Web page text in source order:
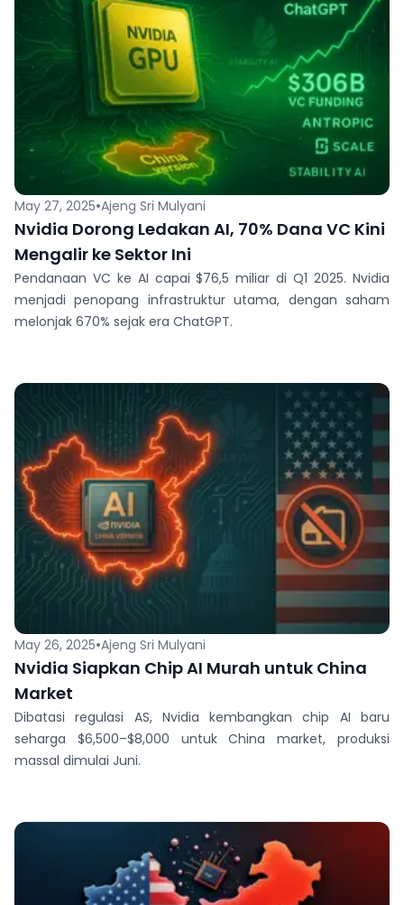
May 27, 2025•Ajeng Sri Mulyani
Nvidia Dorong Ledakan AI, 70% Dana VC Kini
Mengalir ke Sektor Ini
Pendanaan VC ke AI capai $76,5 miliar di Q1 2025. Nvidia
menjadi penopang infrastruktur utama, dengan saham
melonjak 670% sejak era ChatGPT.
May 26, 2025•Ajeng Sri Mulyani
Nvidia Siapkan Chip AI Murah untuk China
Market
Dibatasi regulasi AS, Nvidia kembangkan chip AI baru
seharga $6,500–$8,000 untuk China market, produksi
massal dimulai Juni.